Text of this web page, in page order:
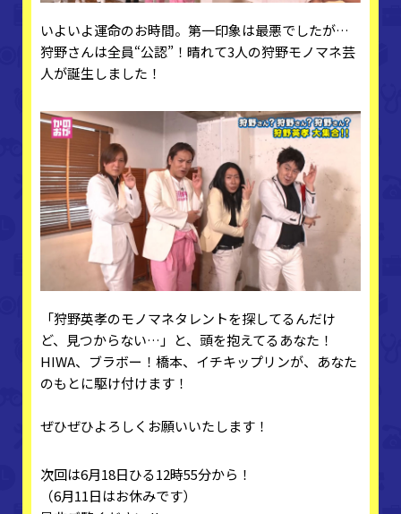
いよいよ運命のお時間。第一印象は最悪でしたが…
狩野さんは全員“公認”！晴れて3人の狩野モノマネ芸
人が誕生しました！
「狩野英孝のモノマネタレントを探してるんだけ
ど、見つからない…」と、頭を抱えてるあなた！
HIWA、ブラボー！橋本、イチキップリンが、あなた
のもとに駆け付けます！
ぜひぜひよろしくお願いいたします！
次回は6月18日ひる12時55分から！
（6月11日はお休みです）